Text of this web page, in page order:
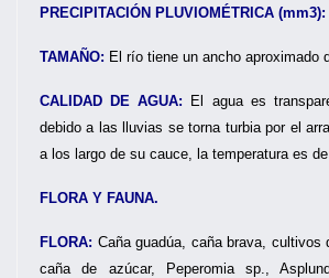
PRECIPITACIÓN PLUVIOMÉTRICA (mm3):
TAMAÑO: El río tiene un ancho aproximado
CALIDAD DE AGUA: El agua es
debido a las lluvias se torna turbia por el
a los largo de su cauce, la temperatura es de
FLORA Y FAUNA.
FLORA: Caña guadúa, caña brava, cultivos
caña de azúcar, Peperomia sp.,